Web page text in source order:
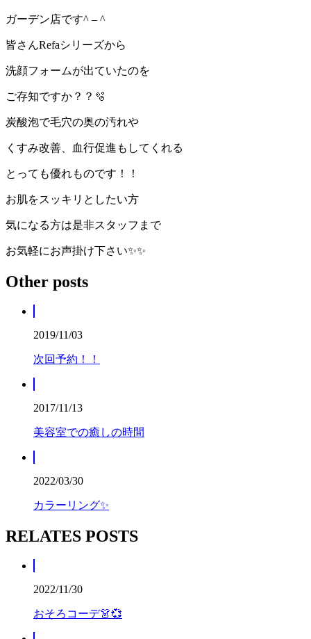
ガーデン店です^ – ^
皆さんRefaシリーズから
洗顔フォームが出ていたのを
ご存知ですか？？🫧
炭酸泡で毛穴の奥の汚れや
くすみ改善、血行促進もしてくれる
とっても優れものです！！
お肌をスッキリとしたい方
気になる方は是非スタッフまで
お気軽にお声掛け下さい✨✨
Other posts
2019/11/03
次回予約！！
2017/11/13
美容室での癒しの時間
2022/03/30
カラーリング✨
RELATES POSTS
2022/11/30
おそろコーデ👗💞